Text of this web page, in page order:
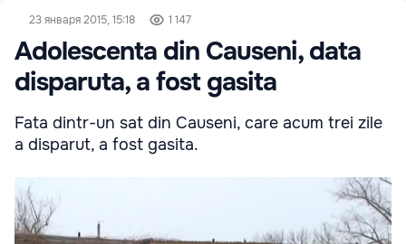
23 января 2015, 15:18 1 147
Adolescenta din Causeni, data
disparuta, a fost gasita
Fata dintr-un sat din Causeni, care acum trei zile
a disparut, a fost gasita.